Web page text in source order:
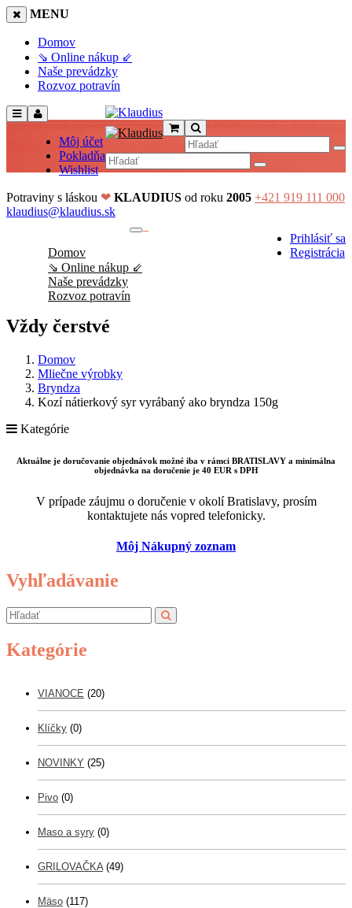
MENU
Domov
⇘ Online nákup ⇙
Naše prevádzky
Rozvoz potravín
Môj účet
Pokladňa
Wishlist
Potraviny s láskou ❤ KLAUDIUS od roku 2005 +421 919 111 000
klaudius@klaudius.sk
Prihlásiť sa
Registrácia
Domov
⇘ Online nákup ⇙
Naše prevádzky
Rozvoz potravín
Vždy čerstvé
Domov
Mliečne výrobky
Bryndza
Kozí nátierkový syr vyrábaný ako bryndza 150g
Kategórie
Aktuálne je doručovanie objednávok možné iba v rámci BRATISLAVY a minimálna
objednávka na doručenie je 40 EUR s DPH
V prípade záujmu o doručenie v okolí Bratislavy, prosím
kontaktujete nás vopred telefonicky.
Môj Nákupný zoznam
Vyhľadávanie
Kategórie
VIANOCE (20)
Klíčky (0)
NOVINKY (25)
Pivo (0)
Maso a syry (0)
GRILOVAČKA (49)
Mäso (117)